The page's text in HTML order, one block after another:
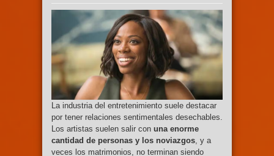
La industria del entretenimiento suele destacar
por tener relaciones sentimentales desechables.
Los artistas suelen salir con una enorme
cantidad de personas y los noviazgos , y a
veces los matrimonios, no terminan siendo